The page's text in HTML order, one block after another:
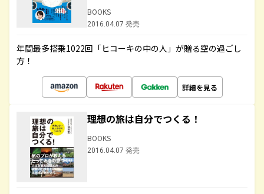
BOOKS
2016.04.07 発売
年間最多搭乗1022回「ヒコーキの中の人」が贈る空の過ごし
方！
詳細を見る
理想の旅は自分でつくる！
BOOKS
2016.04.07 発売